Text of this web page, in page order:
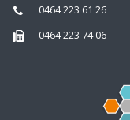
0464 223 61 26
0464 223 74 06